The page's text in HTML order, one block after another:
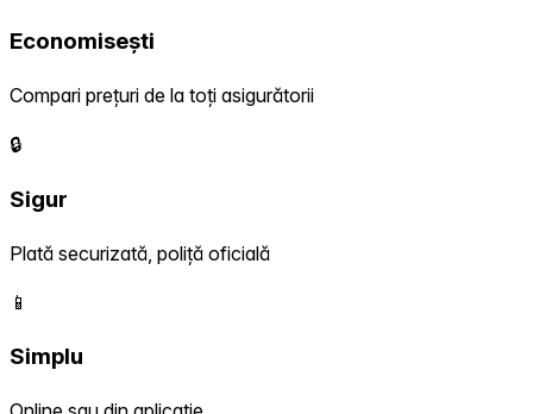
Economisești
Compari prețuri de la toți asigurătorii
🔒
Sigur
Plată securizată, poliță oficială
📱
Simplu